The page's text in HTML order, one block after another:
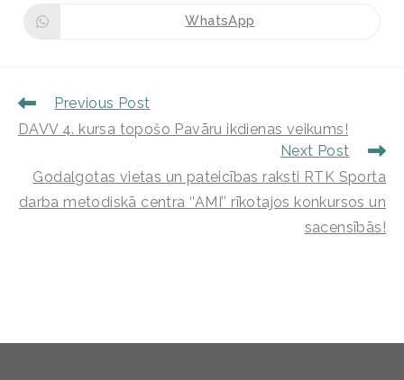
WhatsApp
Previous Post
DAVV 4. kursa topošo Pavāru ikdienas veikums!
Next Post
Godalgotas vietas un pateicības raksti RTK Sporta
darba metodiskā centra ‘’AMI’’ rīkotajos konkursos un
sacensībās!